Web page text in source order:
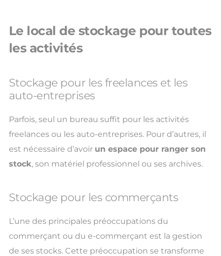
Le local de stockage pour toutes
les activités
Stockage pour les freelances et les
auto-entreprises
Parfois, seul un bureau suffit pour les activités
freelances ou les auto-entreprises. Pour d’autres, il
est nécessaire d’avoir un espace pour ranger son
stock, son matériel professionnel ou ses archives.
Stockage pour les commerçants
L’une des principales préoccupations du
commerçant ou du e-commerçant est la gestion
de ses stocks. Cette préoccupation se transforme